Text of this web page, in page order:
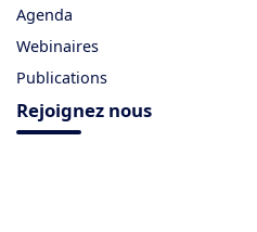
Agenda
Webinaires
Publications
Rejoignez nous